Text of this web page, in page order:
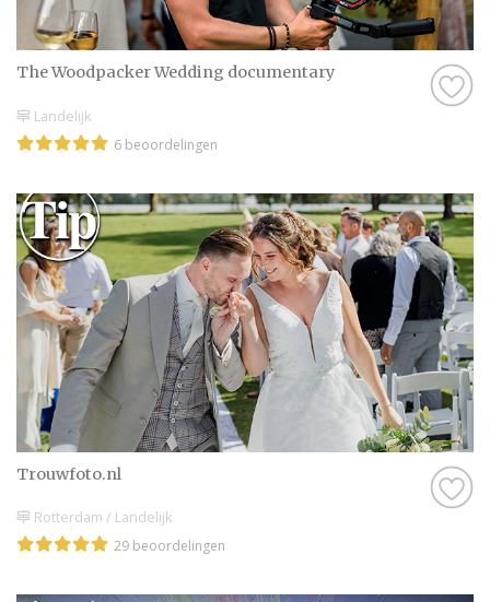
The Woodpacker Wedding documentary
Landelijk
6 beoordelingen
Trouwfoto.nl
Rotterdam / Landelijk
29 beoordelingen